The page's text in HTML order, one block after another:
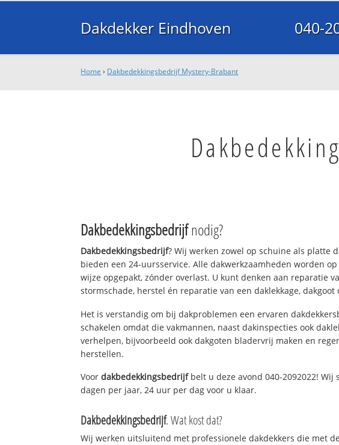
Dakdekker Eindhoven 040-
Home › Dakbedekkingsbedrijf Mystery-Brabant
Dakbedekkingsbedrijfnodig?
Dakbedekkingsbedrijf? Wij werken zowel op schuine als platte
bieden een 24-uursservice. Alle dakwerkzaamheden worden
wijze opgepakt, zónder overlast. U kunt denken aan reparatie
stormschade, herstel én reparatie van een daklekkage, dakgoot
Het is verstandig om bij dakproblemen een ervaren
schakelen omdat die vakmannen, naast dakinspecties ook
verhelpen, bijvoorbeeld ook dakgoten bladervrij maken en
herstellen.
Voordakbedekkingsbedrijfbelt u deze avond 040-2092022! Wij
dagen per jaar, 24 uur per dag voor u klaar.
Dakbedekkingsbedrijf. Wat kost dat?
Wij werken uitsluitend met professionele dakdekkers die met